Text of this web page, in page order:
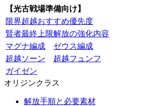
【光古戦場準備向け】
限界超越おすすめ優先度
賢者最終上限解放の強化内容
マグナ編成
ゼウス編成
超越ソーン
超越フュンフ
ガイゼン
オリジンクラス
解放手順と必要素材